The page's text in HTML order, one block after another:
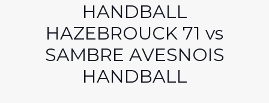
HANDBALL
HAZEBROUCK 71 vs
SAMBRE AVESNOIS
HANDBALL